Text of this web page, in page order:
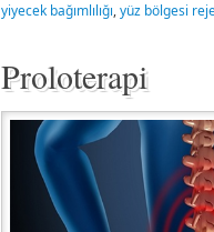
yiyecek bağımlılığı,yüz bölgesi
Proloterapi